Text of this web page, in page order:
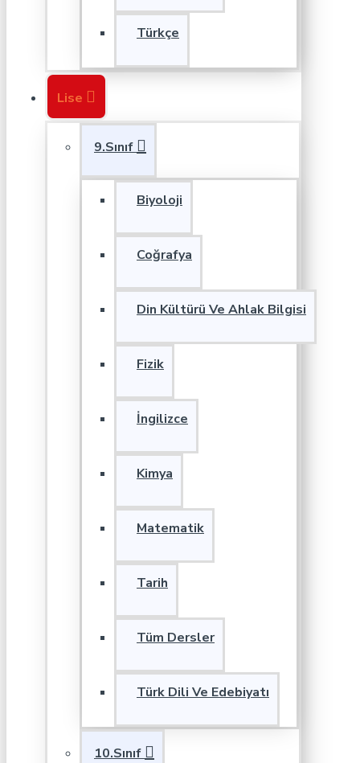
Türkçe
Lise
9.Sınıf
Biyoloji
Coğrafya
Din Kültürü Ve Ahlak Bilgisi
Fizik
İngilizce
Kimya
Matematik
Tarih
Tüm Dersler
Türk Dili Ve Edebiyatı
10.Sınıf